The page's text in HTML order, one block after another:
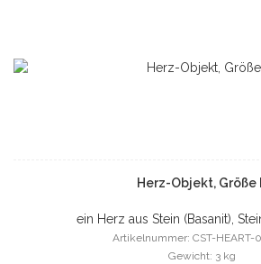
Herz-Objekt, Größe
ein Herz aus Stein (Basanit),
Artikelnummer: CST-HEART-
Gewicht: 3 kg